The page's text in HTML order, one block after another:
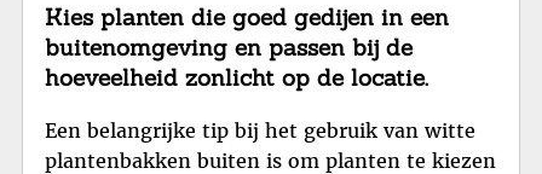
Kies planten die goed gedijen in een
buitenomgeving en passen bij de
hoeveelheid zonlicht op de locatie.
Een belangrijke tip bij het gebruik van witte
plantenbakken buiten is om planten te kiezen